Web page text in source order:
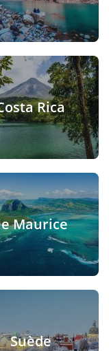
Rica
Maurice
Suède